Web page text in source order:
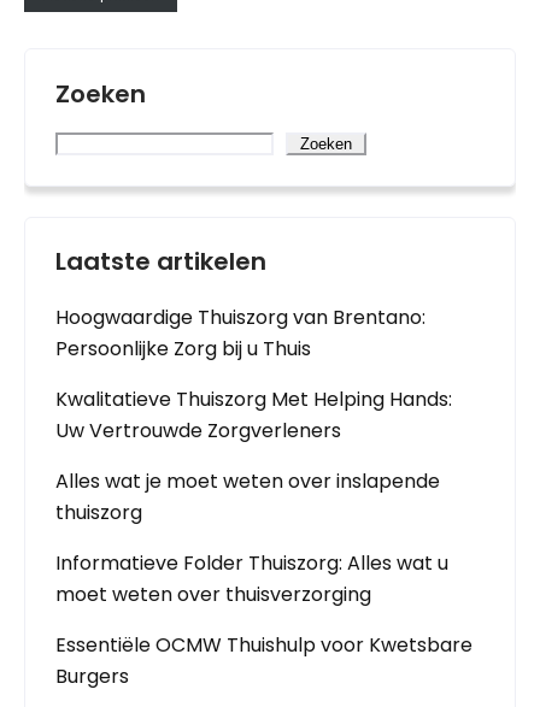
Zoeken
Zoeken
Laatste artikelen
Hoogwaardige Thuiszorg van Brentano:
Persoonlijke Zorg bij u Thuis
Kwalitatieve Thuiszorg Met Helping Hands:
Uw Vertrouwde Zorgverleners
Alles wat je moet weten over inslapende
thuiszorg
Informatieve Folder Thuiszorg: Alles wat u
moet weten over thuisverzorging
Essentiële OCMW Thuishulp voor Kwetsbare
Burgers